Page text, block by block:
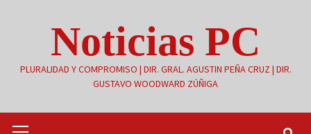
Noticias PC
PLURALIDAD Y COMPROMISO | DIR. GRAL. AGUSTIN PEÑA CRUZ | DIR.
GUSTAVO WOODWARD ZÚÑIGA